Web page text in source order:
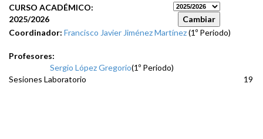
CURSO ACADÉMICO:
2025/2026
Coordinador: Francisco Javier Jiménez Martínez(1º Periodo)
Profesores:
Sergio López Gregorio(1º Periodo)
Sesiones Laboratorio
19